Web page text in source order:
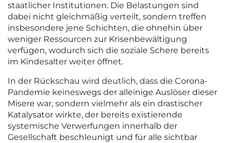
staatlicher Institutionen. Die Belastungen sind
dabei nicht gleichmäßig verteilt, sondern treffen
insbesondere jene Schichten, die ohnehin über
weniger Ressourcen zur Krisenbewältigung
verfügen, wodurch sich die soziale Schere bereits
im Kindesalter weiter öffnet.
In der Rückschau wird deutlich, dass die Corona-
Pandemie keineswegs der alleinige Auslöser dieser
Misere war, sondern vielmehr als ein drastischer
Katalysator wirkte, der bereits existierende
systemische Verwerfungen innerhalb der
Gesellschaft beschleunigt und für alle sichtbar